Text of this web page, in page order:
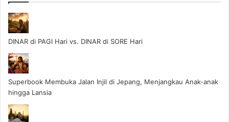
DINAR di PAGI Hari vs. DINAR di SORE Hari
Superbook Membuka Jalan Injil di Jepang, Menjangkau Anak-anak
hingga Lansia